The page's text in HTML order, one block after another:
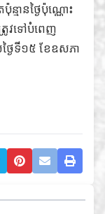
មានថ្ងៃប៉ុណ្ណោះ
រូវទៅបំពេញ
ងៃទី១៥ ខែឧសភា